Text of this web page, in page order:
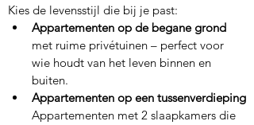
Kies de levensstijl die bij je past:
Appartementen op de begane grond
met ruime privétuinen – perfect voor
wie houdt van het leven binnen en
buiten.
Appartementen op een tussenverdieping
Appartementen met 2 slaapkamers die